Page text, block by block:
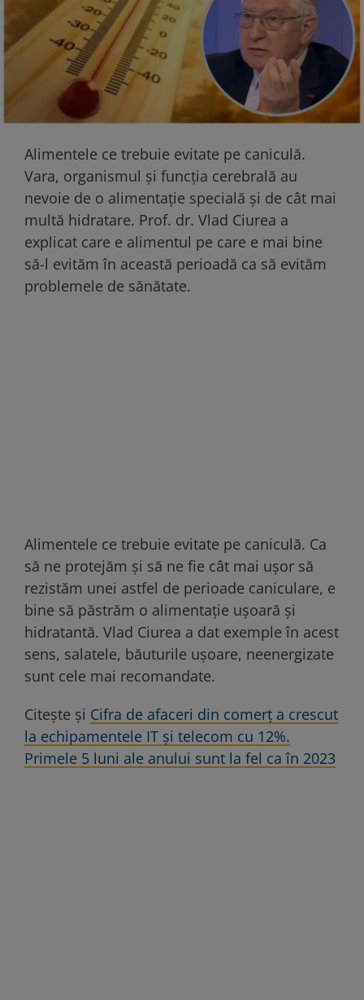
Alimentele ce trebuie evitate pe caniculă.
Vara, organismul și funcția cerebrală au
nevoie de o alimentație specială și de cât mai
multă hidratare. Prof. dr. Vlad Ciurea a
explicat care e alimentul pe care e mai bine
să-l evităm în această perioadă ca să evităm
problemele de sănătate.
Alimentele ce trebuie evitate pe caniculă. Ca
să ne protejăm și să ne fie cât mai ușor să
rezistăm unei astfel de perioade caniculare, e
bine să păstrăm o alimentație ușoară și
hidratantă. Vlad Ciurea a dat exemple în acest
sens, salatele, băuturile ușoare, neenergizate
sunt cele mai recomandate.
Citește și Cifra de afaceri din comerț a crescut
la echipamentele IT și telecom cu 12%.
Primele 5 luni ale anului sunt la fel ca în 2023